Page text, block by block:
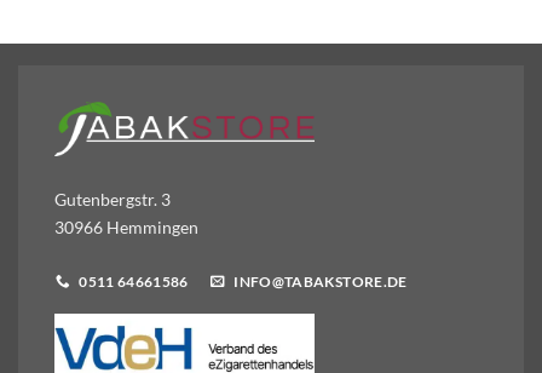
Gutenbergstr. 3
30966 Hemmingen
0511 64661586 INFO@TABAKSTORE.DE